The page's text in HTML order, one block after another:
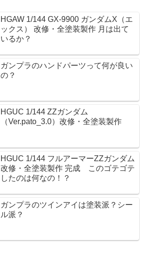
HGAW 1/144 GX-9900 ガンダムX（エ
ックス） 改修・全塗装製作 月は出て
いるか？
ガンプラのハンドパーツって何が良い
の？
HGUC 1/144 ZZガンダム
（Ver.pato_3.0）改修・全塗装製作
HGUC 1/144 フルアーマーZZガンダム
改修・全塗装製作 完成 このゴテゴテ
したのは何なの！？
ガンプラのツインアイは塗装派？シー
ル派？